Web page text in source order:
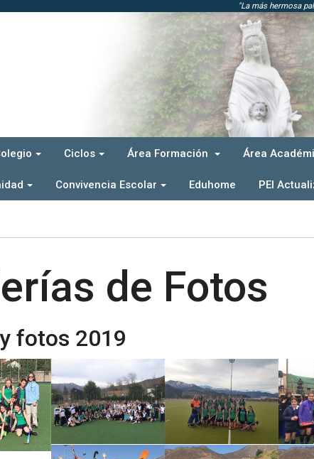
"La más hermosa
Ciclos Área Formación Área
Convivencia Escolar Eduhome PEI
de Fotos
fotos 2019